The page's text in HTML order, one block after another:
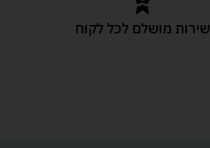
שירות מושלם לכל לקוח